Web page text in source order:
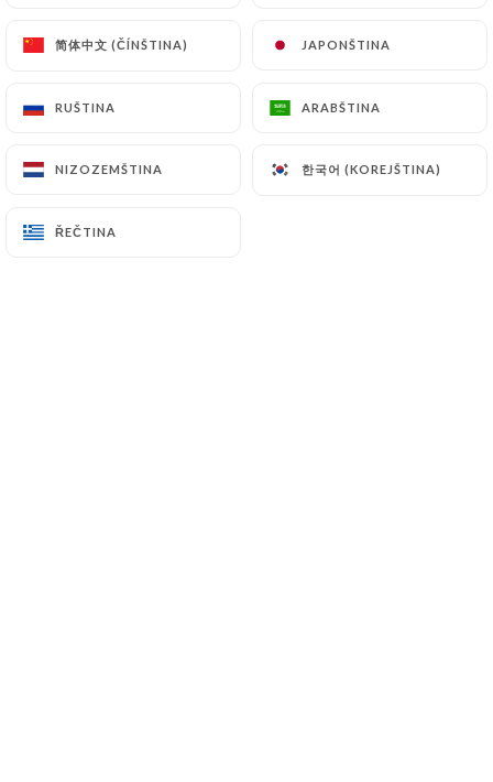
简体中文 (ČÍNŠTINA) JAPONŠTINA
RUŠTINA ARABŠTINA
NIZOZEMŠTINA 한국어 (KOREJŠTINA)
ŘEČTINA
简体中文 (ČÍNŠTINA) JAPONŠTINA
RUŠTINA ARABŠTINA
NIZOZEMŠTINA 한국어 (KOREJŠTINA)
ŘEČTINA